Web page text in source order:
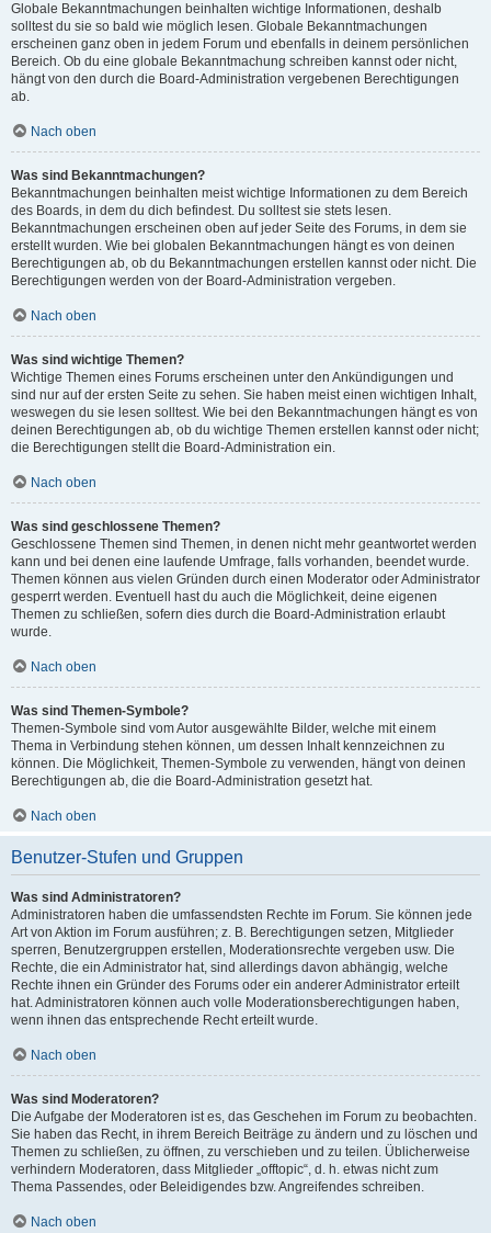
Globale Bekanntmachungen beinhalten wichtige Informationen, deshalb
solltest du sie so bald wie möglich lesen. Globale Bekanntmachungen
erscheinen ganz oben in jedem Forum und ebenfalls in deinem persönlichen
Bereich. Ob du eine globale Bekanntmachung schreiben kannst oder nicht,
hängt von den durch die Board-Administration vergebenen Berechtigungen
ab.
Nach oben
Was sind Bekanntmachungen?
Bekanntmachungen beinhalten meist wichtige Informationen zu dem Bereich
des Boards, in dem du dich befindest. Du solltest sie stets lesen.
Bekanntmachungen erscheinen oben auf jeder Seite des Forums, in dem sie
erstellt wurden. Wie bei globalen Bekanntmachungen hängt es von deinen
Berechtigungen ab, ob du Bekanntmachungen erstellen kannst oder nicht. Die
Berechtigungen werden von der Board-Administration vergeben.
Nach oben
Was sind wichtige Themen?
Wichtige Themen eines Forums erscheinen unter den Ankündigungen und
sind nur auf der ersten Seite zu sehen. Sie haben meist einen wichtigen Inhalt,
weswegen du sie lesen solltest. Wie bei den Bekanntmachungen hängt es von
deinen Berechtigungen ab, ob du wichtige Themen erstellen kannst oder nicht;
die Berechtigungen stellt die Board-Administration ein.
Nach oben
Was sind geschlossene Themen?
Geschlossene Themen sind Themen, in denen nicht mehr geantwortet werden
kann und bei denen eine laufende Umfrage, falls vorhanden, beendet wurde.
Themen können aus vielen Gründen durch einen Moderator oder Administrator
gesperrt werden. Eventuell hast du auch die Möglichkeit, deine eigenen
Themen zu schließen, sofern dies durch die Board-Administration erlaubt
wurde.
Nach oben
Was sind Themen-Symbole?
Themen-Symbole sind vom Autor ausgewählte Bilder, welche mit einem
Thema in Verbindung stehen können, um dessen Inhalt kennzeichnen zu
können. Die Möglichkeit, Themen-Symbole zu verwenden, hängt von deinen
Berechtigungen ab, die die Board-Administration gesetzt hat.
Nach oben
Benutzer-Stufen und Gruppen
Was sind Administratoren?
Administratoren haben die umfassendsten Rechte im Forum. Sie können jede
Art von Aktion im Forum ausführen; z. B. Berechtigungen setzen, Mitglieder
sperren, Benutzergruppen erstellen, Moderationsrechte vergeben usw. Die
Rechte, die ein Administrator hat, sind allerdings davon abhängig, welche
Rechte ihnen ein Gründer des Forums oder ein anderer Administrator erteilt
hat. Administratoren können auch volle Moderationsberechtigungen haben,
wenn ihnen das entsprechende Recht erteilt wurde.
Nach oben
Was sind Moderatoren?
Die Aufgabe der Moderatoren ist es, das Geschehen im Forum zu beobachten.
Sie haben das Recht, in ihrem Bereich Beiträge zu ändern und zu löschen und
Themen zu schließen, zu öffnen, zu verschieben und zu teilen. Üblicherweise
verhindern Moderatoren, dass Mitglieder „offtopic“, d. h. etwas nicht zum
Thema Passendes, oder Beleidigendes bzw. Angreifendes schreiben.
Nach oben